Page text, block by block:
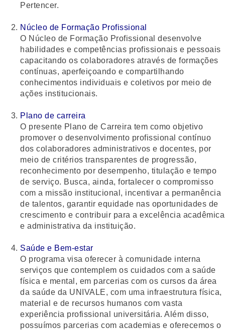
Pertencer.
Núcleo de Formação Profissional
O Núcleo de Formação Profissional desenvolve
habilidades e competências profissionais e pessoais
capacitando os colaboradores através de formações
contínuas, aperfeiçoando e compartilhando
conhecimentos individuais e coletivos por meio de
ações institucionais.
Plano de carreira
O presente Plano de Carreira tem como objetivo
promover o desenvolvimento profissional contínuo
dos colaboradores administrativos e docentes, por
meio de critérios transparentes de progressão,
reconhecimento por desempenho, titulação e tempo
de serviço. Busca, ainda, fortalecer o compromisso
com a missão institucional, incentivar a permanência
de talentos, garantir equidade nas oportunidades de
crescimento e contribuir para a excelência acadêmica
e administrativa da instituição.
Saúde e Bem-estar
O programa visa oferecer à comunidade interna
serviços que contemplem os cuidados com a saúde
física e mental, em parcerias com os cursos da área
da saúde da UNIVALE, com uma infraestrutura física,
material e de recursos humanos com vasta
experiência profissional universitária. Além disso,
possuímos parcerias com academias e oferecemos o